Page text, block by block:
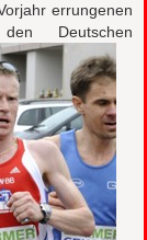
errungenen
Deutschen